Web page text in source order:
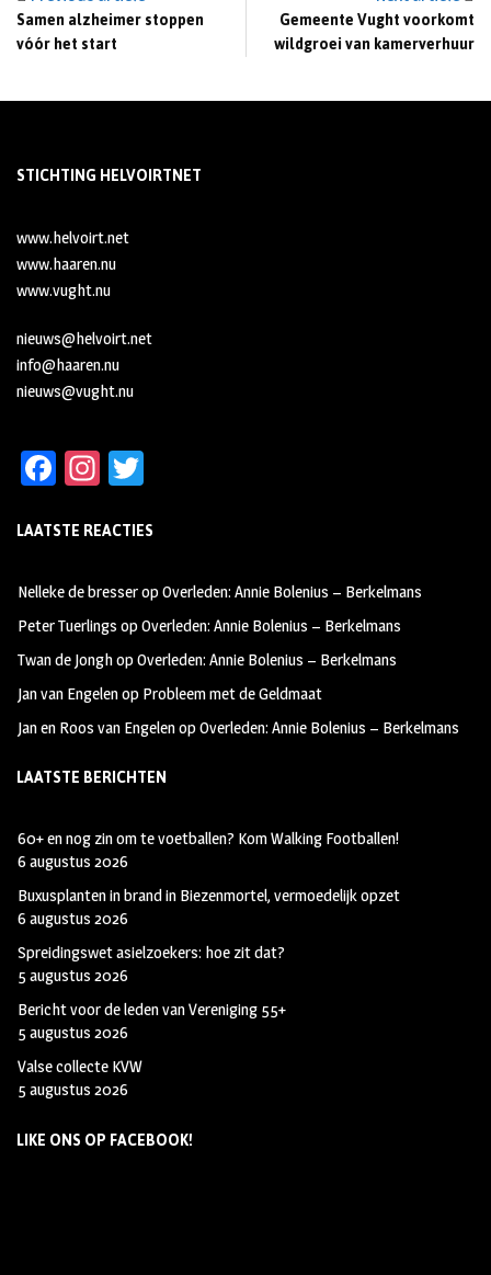
Samen alzheimer stoppen
vóór het start
Gemeente Vught voorkomt
wildgroei van kamerverhuur
STICHTING HELVOIRTNET
www.helvoirt.net
www.haaren.nu
www.vught.nu
nieuws@helvoirt.net
info@haaren.nu
nieuws@vught.nu
Fa
b
oo
k
In
ag
m
tt
LAATSTE REACTIES
Nelleke de bresseropOverleden: Annie Bolenius – Berkelmans
Peter Tuerlings opOverleden: Annie Bolenius – Berkelmans
Twan de JonghopOverleden: Annie Bolenius – Berkelmans
Jan van Engelenop Probleem met de Geldmaat
Jan en Roos van EngelenopOverleden: Annie Bolenius – Berkelmans
LAATSTE BERICHTEN
60+ en nog zin om te voetballen? Kom Walking Footballen!
6 augustus 2026
Buxusplanten in brand in Biezenmortel, vermoedelijk opzet
6 augustus 2026
Spreidingswet asielzoekers: hoe zit dat?
5 augustus 2026
Bericht voor de leden van Vereniging 55+
5 augustus 2026
Valse collecte KVW
5 augustus 2026
LIKE ONS OP FACEBOOK!